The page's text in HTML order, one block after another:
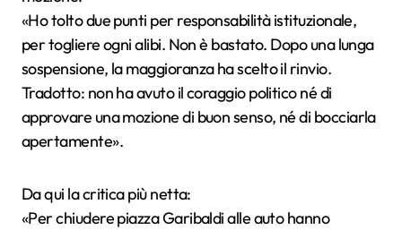
«Ho tolto due punti per responsabilità istituzionale,
per togliere ogni alibi. Non è bastato. Dopo una lunga
sospensione, la maggioranza ha scelto il rinvio.
Tradotto: non ha avuto il coraggio politico né di
approvare una mozione di buon senso, né di bocciarla
apertamente».
Da qui la critica più netta:
«Per chiudere piazza Garibaldi alle auto hanno